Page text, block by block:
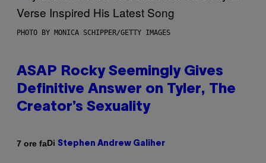
PHOTO BY MONICA SCHIPPER/GETTY IMAGES
ASAP Rocky Seemingly Gives
Definitive Answer on Tyler, The
Creator’s Sexuality
7 ore faDi Stephen Andrew Galiher